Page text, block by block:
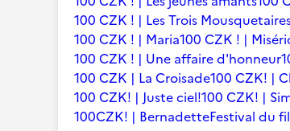
100 CZK ! | Les Trois
100 CZK ! | Maria100 CZK ! |
100 CZK ! | Une affaire d'honneur
100 CZK | La Croisade100 CZK! |
100 CZK! | Juste ciel!100 CZK! |
100CZK! | BernadetteFestival du